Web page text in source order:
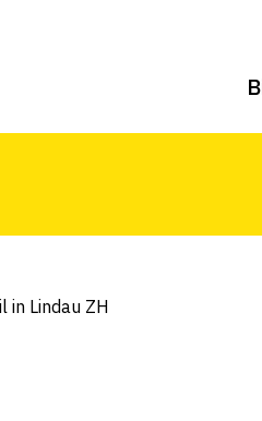
Juni der interaktive
Besucher/innen
Die Kleinsten
in Lindau ZH